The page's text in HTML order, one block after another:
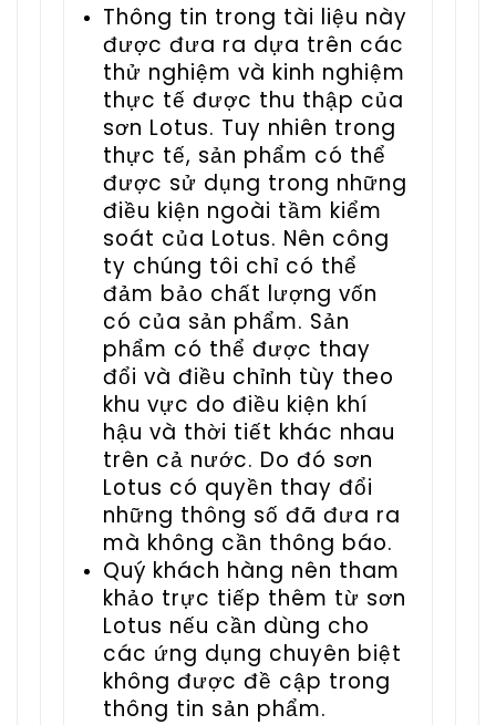
Thông tin trong tài liệu này
được đưa ra dựa trên các
thử nghiệm và kinh nghiệm
thực tế được thu thập của
sơn Lotus. Tuy nhiên trong
thực tế, sản phẩm có thể
được sử dụng trong những
điều kiện ngoài tầm kiểm
soát của Lotus. Nên công
ty chúng tôi chỉ có thể
đảm bảo chất lượng vốn
có của sản phẩm. Sản
phẩm có thể được thay
đổi và điều chỉnh tùy theo
khu vực do điều kiện khí
hậu và thời tiết khác nhau
trên cả nước. Do đó sơn
Lotus có quyền thay đổi
những thông số đã đưa ra
mà không cần thông báo.
Quý khách hàng nên tham
khảo trực tiếp thêm từ sơn
Lotus nếu cần dùng cho
các ứng dụng chuyên biệt
không được đề cập trong
thông tin sản phẩm.